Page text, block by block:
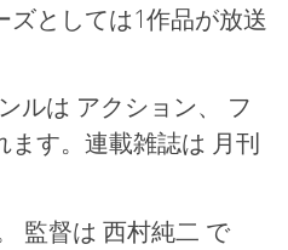
ズとしては1作品が放送
ルは アクション、 フ
ます。連載雑誌は 月刊
監督は 西村純二 で